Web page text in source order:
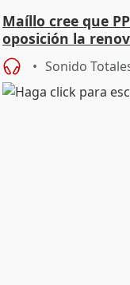
Maíllo cree que
oposición la
Defensor
Sonido